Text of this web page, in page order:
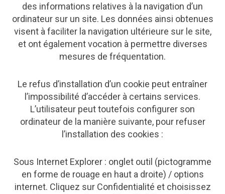
des informations relatives à la navigation d’un
ordinateur sur un site. Les données ainsi obtenues
visent à faciliter la navigation ultérieure sur le site,
et ont également vocation à permettre diverses
mesures de fréquentation.
Le refus d’installation d’un cookie peut entraîner
l’impossibilité d’accéder à certains services.
L’utilisateur peut toutefois configurer son
ordinateur de la manière suivante, pour refuser
l’installation des cookies :
Sous Internet Explorer : onglet outil (pictogramme
en forme de rouage en haut a droite) / options
internet. Cliquez sur Confidentialité et choisissez